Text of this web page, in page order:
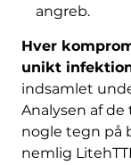
angreb.
Hver
unikt
indsamlet
Analysen af
nogle tegn på
nemlig